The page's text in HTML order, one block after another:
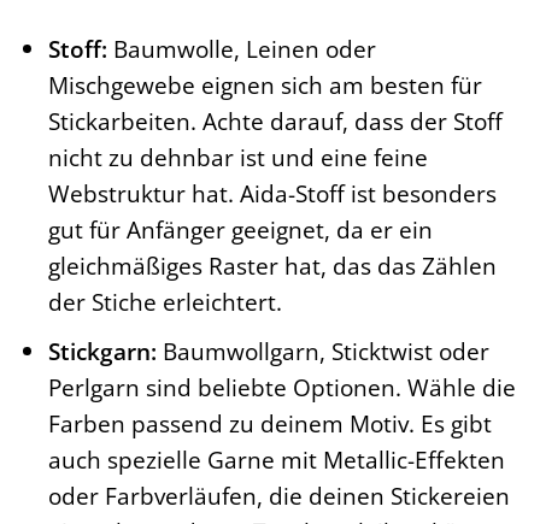
Stoff: Baumwolle, Leinen oder
Mischgewebe eignen sich am besten für
Stickarbeiten. Achte darauf, dass der Stoff
nicht zu dehnbar ist und eine feine
Webstruktur hat. Aida-Stoff ist besonders
gut für Anfänger geeignet, da er ein
gleichmäßiges Raster hat, das das Zählen
der Stiche erleichtert.
Stickgarn: Baumwollgarn, Sticktwist oder
Perlgarn sind beliebte Optionen. Wähle die
Farben passend zu deinem Motiv. Es gibt
auch spezielle Garne mit Metallic-Effekten
oder Farbverläufen, die deinen Stickereien